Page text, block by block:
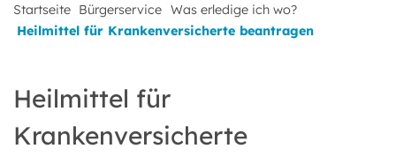
Startseite Bürgerservice Was erledige ich wo?
Heilmittel für Krankenversicherte beantragen
Heilmittel für
Krankenversicherte